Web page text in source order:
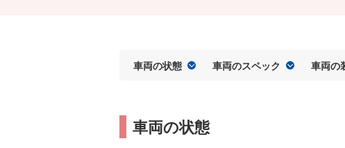
車両の状態 車両のスペック 車両の
車両の状態